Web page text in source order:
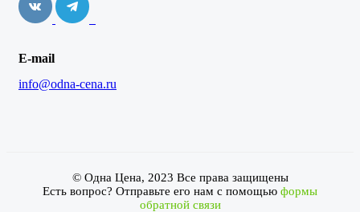
E-mail
info@odna-cena.ru
© Одна Цена, 2023 Все права защищены
Есть вопрос? Отправьте его нам с помощью формы
обратной связи